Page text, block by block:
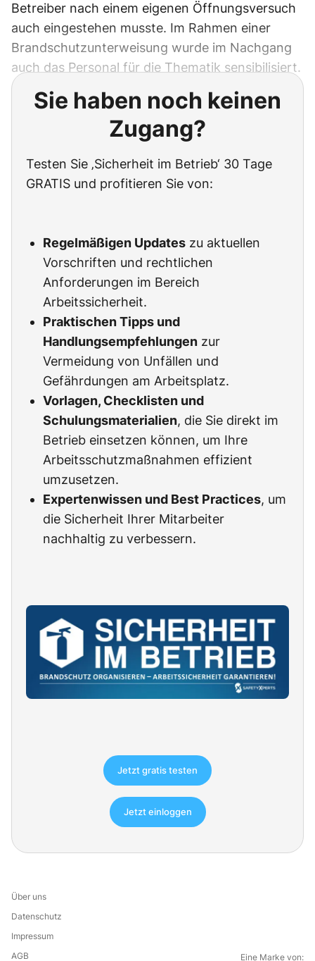
Betreiber nach einem eigenen Öffnungsversuch
auch eingestehen musste. Im Rahmen einer
Brandschutzunterweisung wurde im Nachgang
auch das Personal für die Thematik sensibilisiert.
Sie haben noch keinen
Zugang?
Testen Sie ‚Sicherheit im Betrieb‘ 30 Tage
GRATIS und profitieren Sie von:
Regelmäßigen Updates zu aktuellen
Vorschriften und rechtlichen
Anforderungen im Bereich
Arbeitssicherheit.
Praktischen Tipps und
Handlungsempfehlungen zur
Vermeidung von Unfällen und
Gefährdungen am Arbeitsplatz.
Vorlagen, Checklisten und
Schulungsmaterialien, die Sie direkt im
Betrieb einsetzen können, um Ihre
Arbeitsschutzmaßnahmen effizient
umzusetzen.
Expertenwissen und Best Practices, um
die Sicherheit Ihrer Mitarbeiter
nachhaltig zu verbessern.
Jetzt gratis testen
Jetzt einloggen
Über uns
Datenschutz
Impressum
AGB
Eine Marke von: